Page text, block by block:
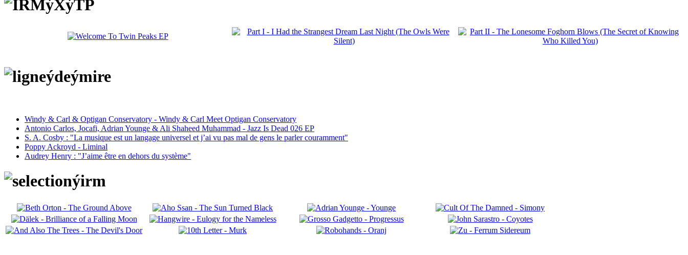
Windy & Carl & Optigan Conservatory - Windy & Carl Meet Optigan Conservatory
Antonio Carlos, Jocafi, Adrian Younge & Ali Shaheed Muhammad - Jazz Is Dead 026 EP
S. A. Cosby : "La musique est un langage universel et j’ai vu pas mal de gens le parler couramment"
Poppy Ackroyd - Liminal
Audrey Henry : "J’aime être en dehors du système"